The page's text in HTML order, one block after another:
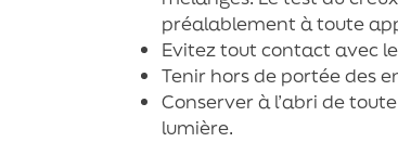
préalablement à toute
Evitez tout contact avec
Tenir hors de portée des
Conserver à l’abri de
lumière.